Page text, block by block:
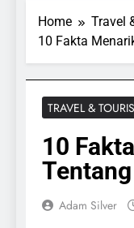
Home
Travel
10 Fakta
TRAVEL &
10
Adam Silver